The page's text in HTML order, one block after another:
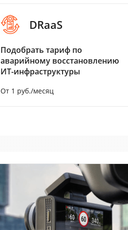
DRaaS
Подобрать тариф по
аварийному восстановлению
ИТ-инфраструктуры
От 1 руб./месяц